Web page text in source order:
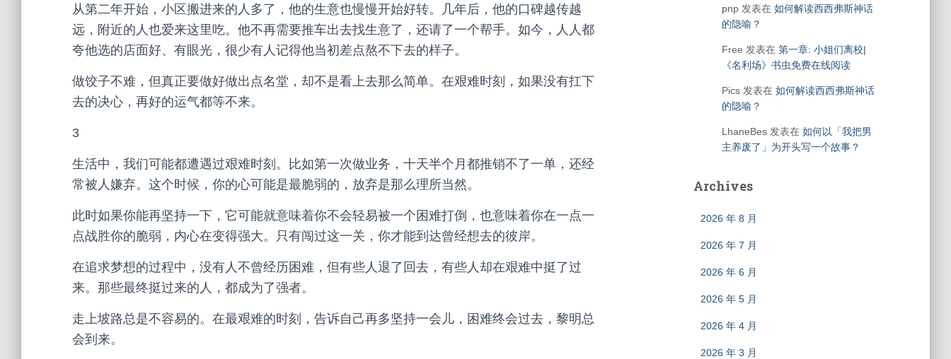
从第二年开始，小区搬进来的人多了，他的生意也慢慢开始好转。几年后，他的口碑越传越
远，附近的人也爱来这里吃。他不再需要推车出去找生意了，还请了一个帮手。如今，人人都
夸他选的店面好、有眼光，很少有人记得他当初差点熬不下去的样子。
做饺子不难，但真正要做好做出点名堂，却不是看上去那么简单。在艰难时刻，如果没有扛下
去的决心，再好的运气都等不来。
3
生活中，我们可能都遭遇过艰难时刻。比如第一次做业务，十天半个月都推销不了一单，还经
常被人嫌弃。这个时候，你的心可能是最脆弱的，放弃是那么理所当然。
此时如果你能再坚持一下，它可能就意味着你不会轻易被一个困难打倒，也意味着你在一点一
点战胜你的脆弱，内心在变得强大。只有闯过这一关，你才能到达曾经想去的彼岸。
在追求梦想的过程中，没有人不曾经历困难，但有些人退了回去，有些人却在艰难中挺了过
来。那些最终挺过来的人，都成为了强者。
走上坡路总是不容易的。在最艰难的时刻，告诉自己再多坚持一会儿，困难终会过去，黎明总
会到来。
pnp发表在 如何解读西西弗斯神话
的隐喻？
Free 发表在 第一章: 小姐们离校|
《名利场》书虫免费在线阅读
Pics发表在 如何解读西西弗斯神话
的隐喻？
LhaneBes发表在 如何以「我把男
主养废了」为开头写一个故事？
Archives
2026 年 8 月
2026 年 7 月
2026 年 6 月
2026 年 5 月
2026 年 4 月
2026 年 3 月